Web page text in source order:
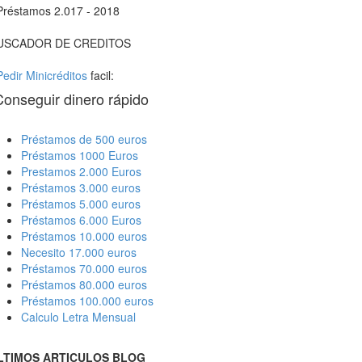
2.017 - 2018
DE CREDITOS
Minicréditos facil:
dinero rápido
Préstamos de 500 euros
Préstamos 1000 Euros
Prestamos 2.000 Euros
Préstamos 3.000 euros
Préstamos 5.000 euros
Préstamos 6.000 Euros
Préstamos 10.000 euros
Necesito 17.000 euros
Préstamos 70.000 euros
Préstamos 80.000 euros
Préstamos 100.000 euros
Calculo Letra Mensual
ARTICULOS BLOG